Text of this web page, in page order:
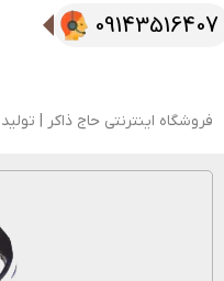
09143516407​​​​​​​
فروشگاه اینترنتی حاج ذاکر |